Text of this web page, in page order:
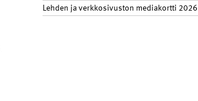
Lehden ja verkkosivuston mediakortti 2026